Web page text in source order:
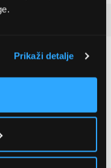
Prikaži detalje
za vas